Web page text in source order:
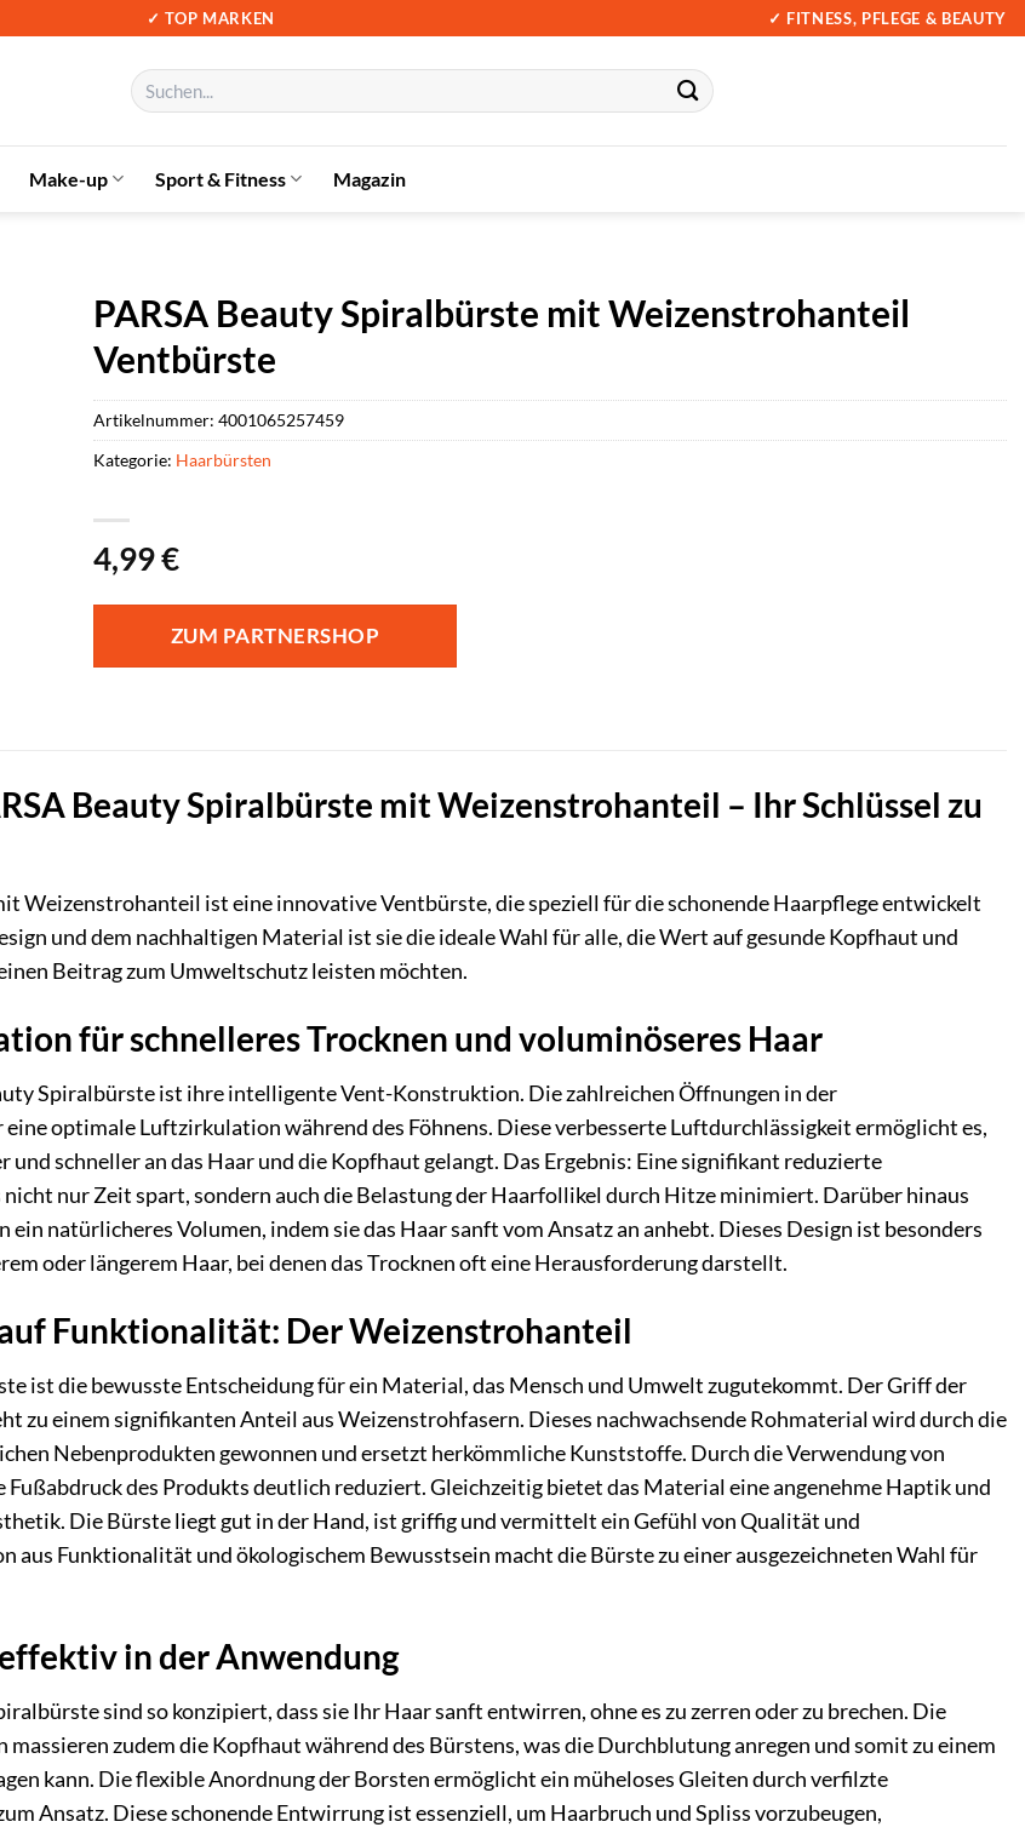
✓ TOP MARKEN ✓ FITNESS, PFLEGE & BEAUTY
Suchen
nach:
Make-up Sport & Fitness Magazin
PARSA Beauty Spiralbürste mit Weizenstrohanteil
Ventbürste
4,99€
ZUM PARTNERSHOP
Artikelnummer: 4001065257459
Kategorie: Haarbürsten
Beauty Spiralbürste mit Weizenstrohanteil – Ihr Schlüssel zu
Weizenstrohanteil ist eine innovative Ventbürste, die speziell für die schonende Haarpflege entwickelt
und dem nachhaltigen Material ist sie die ideale Wahl für alle, die Wert auf gesunde Kopfhaut und
Beitrag zum Umweltschutz leisten möchten.
für schnelleres Trocknen und voluminöseres Haar
Spiralbürste ist ihre intelligente Vent-Konstruktion. Die zahlreichen Öffnungen in der
optimale Luftzirkulation während des Föhnens. Diese verbesserte Luftdurchlässigkeit ermöglicht es,
und schneller an das Haar und die Kopfhaut gelangt. Das Ergebnis: Eine signifikant reduzierte
nur Zeit spart, sondern auch die Belastung der Haarfollikel durch Hitze minimiert. Darüber hinaus
natürlicheres Volumen, indem sie das Haar sanft vom Ansatz an anhebt. Dieses Design ist besonders
oder längerem Haar, bei denen das Trocknen oft eine Herausforderung darstellt.
Funktionalität: Der Weizenstrohanteil
ist die bewusste Entscheidung für ein Material, das Mensch und Umwelt zugutekommt. Der Griff der
zu einem signifikanten Anteil aus Weizenstrohfasern. Dieses nachwachsende Rohmaterial wird durch die
Nebenprodukten gewonnen und ersetzt herkömmliche Kunststoffe. Durch die Verwendung von
des Produkts deutlich reduziert. Gleichzeitig bietet das Material eine angenehme Haptik und
Die Bürste liegt gut in der Hand, ist griffig und vermittelt ein Gefühl von Qualität und
aus Funktionalität und ökologischem Bewusstsein macht die Bürste zu einer ausgezeichneten Wahl für
in der Anwendung
sind so konzipiert, dass sie Ihr Haar sanft entwirren, ohne es zu zerren oder zu brechen. Die
zudem die Kopfhaut während des Bürstens, was die Durchblutung anregen und somit zu einem
kann. Die flexible Anordnung der Borsten ermöglicht ein müheloses Gleiten durch verfilzte
Ansatz. Diese schonende Entwirrung ist essenziell, um Haarbruch und Spliss vorzubeugen,